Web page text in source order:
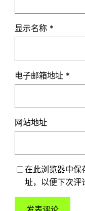
显示名称 *
电子邮箱地址 *
网站地址
在此浏览器中保
址，以便下次评